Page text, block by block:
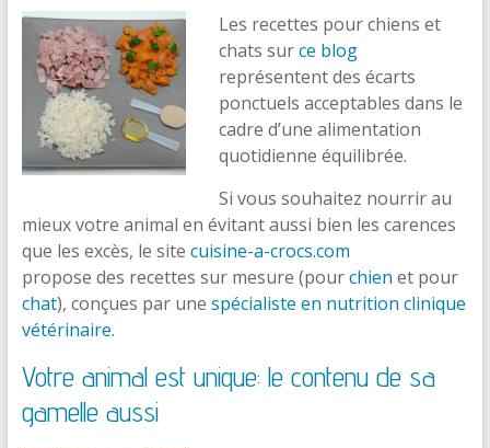
Les recettes pour chiens et
chats surce blog
représentent des écarts
ponctuels acceptables dans le
cadre d’une alimentation
quotidienne équilibrée.
Si vous souhaitez nourrir au
mieux votre animal en évitant aussi bien les carences
que les excès, le site cuisine-a-crocs.com
propose des recettes sur mesure (pourchien et pour
chat), conçues par une spécialiste en nutrition clinique
vétérinaire.
Votre animal est unique: le contenu de sa
gamelle aussi